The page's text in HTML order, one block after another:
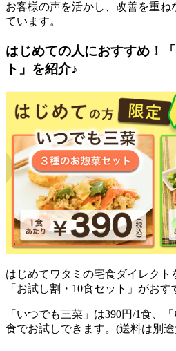
お客様の声を活かし、改善を重
ています。
はじめての人におすすめ！
ト」を紹介♪
はじめてワタミの宅食ダイレク
「お試し割・10食セット」がおす
「いつでも三菜」は390円/1食、
食でお試しできます。(送料は別